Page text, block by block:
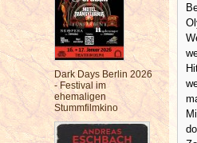
Dark Days Berlin 2026
- Festival im
ehemaligen
Stummfilmkino